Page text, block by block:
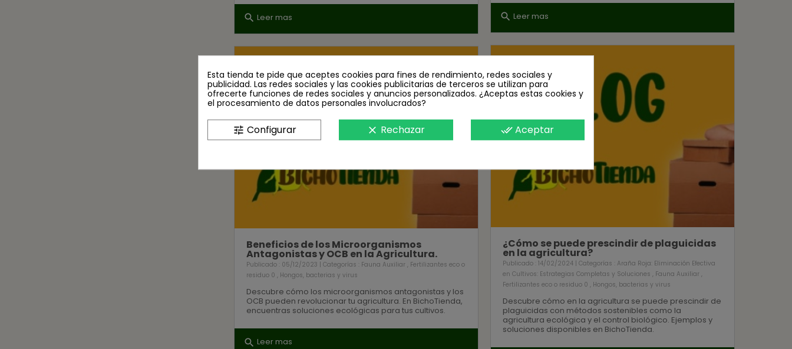
search Leer mas search Leer mas
¿Cómo se puede prescindir de plaguicidas
en la agricultura?
Publicado : 14/02/2024 | Categorías : Araña Roja: Eliminación Efectiva
en Cultivos: Estrategias Completas y Soluciones , Fauna Auxiliar ,
Fertilizantes eco o residuo 0 , Hongos, bacterias y virus
Descubre cómo en la agricultura se puede prescindir de
plaguicidas con métodos sostenibles como la
agricultura ecológica y el control biológico. Ejemplos y
soluciones disponibles en BichoTienda.
Beneficios de los Microorganismos
Antagonistas y OCB en la Agricultura.
Publicado : 05/12/2023 | Categorías : Fauna Auxiliar , Fertilizantes eco o
residuo 0 , Hongos, bacterias y virus
Descubre cómo los microorganismos antagonistas y los
OCB pueden revolucionar tu agricultura. En BichoTienda,
encuentras soluciones ecológicas para tus cultivos.
search Leer mas
Esta tienda te pide que aceptes cookies para fines de rendimiento, redes sociales y
publicidad. Las redes sociales y las cookies publicitarias de terceros se utilizan para
ofrecerte funciones de redes sociales y anuncios personalizados. ¿Aceptas estas cookies y
el procesamiento de datos personales involucrados?
tune Configurar clear Rechazar done_all Aceptar